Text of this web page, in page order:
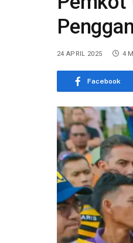
24 APRIL 2025 4
Facebook